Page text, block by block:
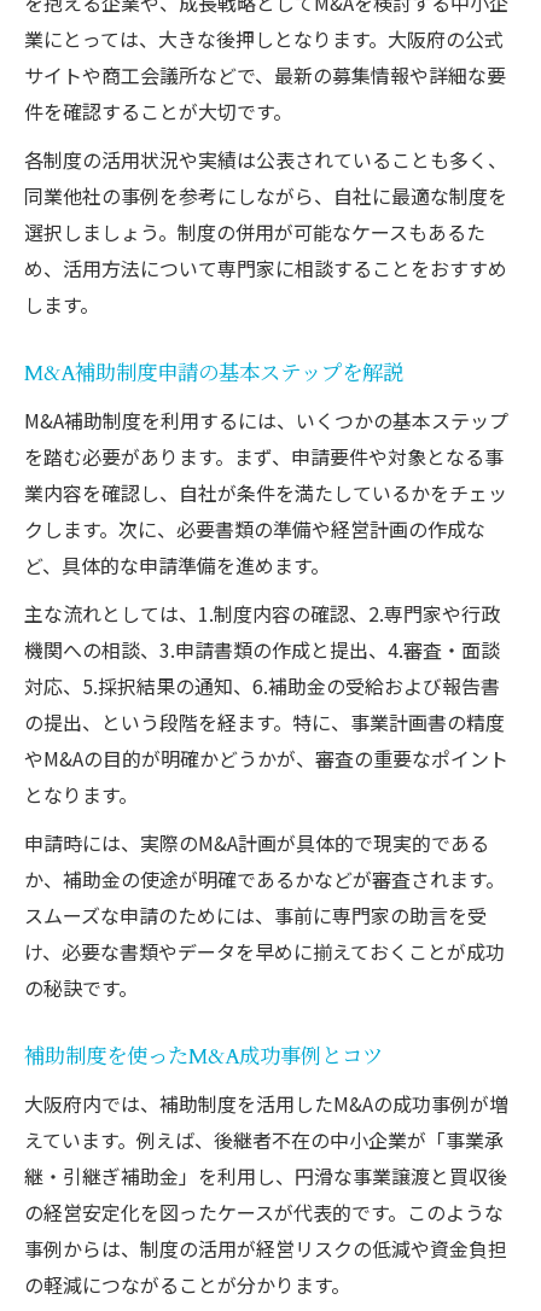
業にとっては、大きな後押しとなります。大阪府の公式
サイトや商工会議所などで、最新の募集情報や詳細な要
件を確認することが大切です。
各制度の活用状況や実績は公表されていることも多く、
同業他社の事例を参考にしながら、自社に最適な制度を
選択しましょう。制度の併用が可能なケースもあるた
め、活用方法について専門家に相談することをおすすめ
します。
M&A補助制度申請の基本ステップを解説
M&A補助制度を利用するには、いくつかの基本ステップ
を踏む必要があります。まず、申請要件や対象となる事
業内容を確認し、自社が条件を満たしているかをチェッ
クします。次に、必要書類の準備や経営計画の作成な
ど、具体的な申請準備を進めます。
主な流れとしては、1.制度内容の確認、2.専門家や行政
機関への相談、3.申請書類の作成と提出、4.審査・面談
対応、5.採択結果の通知、6.補助金の受給および報告書
の提出、という段階を経ます。特に、事業計画書の精度
やM&Aの目的が明確かどうかが、審査の重要なポイント
となります。
申請時には、実際のM&A計画が具体的で現実的である
か、補助金の使途が明確であるかなどが審査されます。
スムーズな申請のためには、事前に専門家の助言を受
け、必要な書類やデータを早めに揃えておくことが成功
の秘訣です。
補助制度を使ったM&A成功事例とコツ
大阪府内では、補助制度を活用したM&Aの成功事例が増
えています。例えば、後継者不在の中小企業が「事業承
継・引継ぎ補助金」を利用し、円滑な事業譲渡と買収後
の経営安定化を図ったケースが代表的です。このような
事例からは、制度の活用が経営リスクの低減や資金負担
の軽減につながることが分かります。